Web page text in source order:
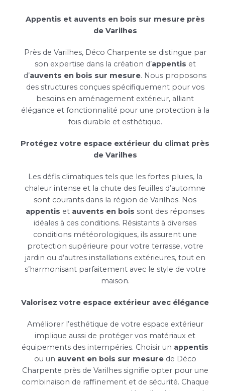
Appentis et auvents en bois sur mesure près
de Varilhes
Près de Varilhes, Déco Charpente se distingue par
son expertise dans la création d’appentis et
d’auvents en bois sur mesure. Nous proposons
des structures conçues spécifiquement pour vos
besoins en aménagement extérieur, alliant
élégance et fonctionnalité pour une protection à la
fois durable et esthétique.
Protégez votre espace extérieur du climat près
de Varilhes
Les défis climatiques tels que les fortes pluies, la
chaleur intense et la chute des feuilles d’automne
sont courants dans la région de Varilhes. Nos
appentis et auvents en bois sont des réponses
idéales à ces conditions. Résistants à diverses
conditions météorologiques, ils assurent une
protection supérieure pour votre terrasse, votre
jardin ou d’autres installations extérieures, tout en
s’harmonisant parfaitement avec le style de votre
maison.
Valorisez votre espace extérieur avec élégance
Améliorer l’esthétique de votre espace extérieur
implique aussi de protéger vos matériaux et
équipements des intempéries. Choisir un appentis
ou un auvent en bois sur mesurede Déco
Charpente près de Varilhes signifie opter pour une
combinaison de raffinement et de sécurité. Chaque